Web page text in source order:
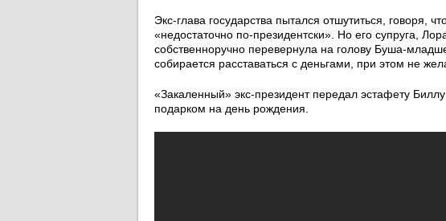
Экс-глава государства пытался отшутиться, говоря,
«недостаточно по-президентски». Но его супруга,
собственноручно перевернула на голову Буша-
собирается расставаться с деньгами, при этом не
«Закаленный» экс-президент передал эстафету
подарком на день рождения.